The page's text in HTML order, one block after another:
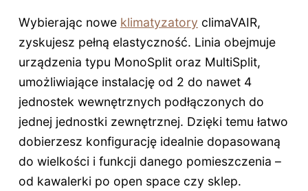
Wybierając nowe klimatyzatory climaVAIR,
zyskujesz pełną elastyczność. Linia obejmuje
urządzenia typu MonoSplit oraz MultiSplit,
umożliwiające instalację od 2 do nawet 4
jednostek wewnętrznych podłączonych do
jednej jednostki zewnętrznej. Dzięki temu łatwo
dobierzesz konfigurację idealnie dopasowaną
do wielkości i funkcji danego pomieszczenia –
od kawalerki po open space czy sklep.